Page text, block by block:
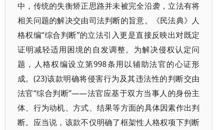
中，传统的失衡矫正思路并未被完全沿袭，立法有将
相关问题的解决交由司法判断的旨意。《民法典》人
格权编“综合判断”的立法引入更是直接反映出对既定
证明减轻适用困境的自发调整。为解决侵权认定问
题，人格权编设立第998条用以辅助法官的心证形
成。(23)该款明确将侵害行为及其违法性的判断交由
法官“综合判断”——法官应基于双方当事人的身份主
体、行为动机、方式、结果等方面的具体因素作出判
断。应当说，该款不仅明确了框架性人格权项下判断